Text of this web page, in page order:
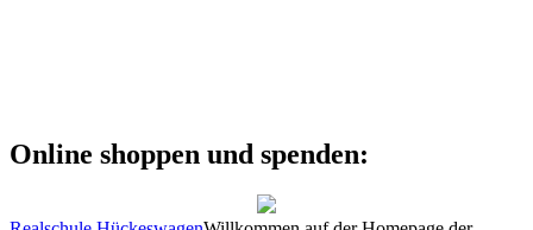
Online shoppen und spenden: